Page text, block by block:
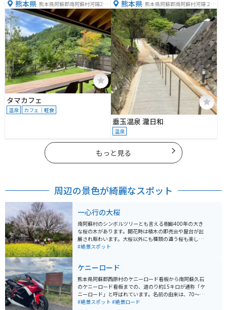
熊本県 熊本県阿蘇郡南阿蘇村河陽233
1
タマカフェ
温泉 カフェ｜軽食
熊本県 熊本県阿蘇郡南阿蘇村河陽２３
３１
垂玉温泉 瀧日和
温泉
もっと見る
周辺の景色が綺麗なスポット
一心行の大桜
南阿蘇村のシンボルツリーとも言える樹齢400年の大き
な桜の木があります。開花時は植木の即売会や屋台が出
展され賑わいます。大桜以外にも種類の違う桜も楽しめ
ます。駐車場も700台ほどありますのでツーリングにも
#絶景スポット
ケニーロード
熊本県阿蘇郡西原村のケニーロード看板から南阿蘇久石
のケニーロード看板までの、道のり約15キロが通称「ケ
ニーロード」と呼ばれています。名前の由来は、70〜80
年代大活躍したアメリカ人レーサー、ケニー・ロバーツ
#絶景スポット #絶景ロード